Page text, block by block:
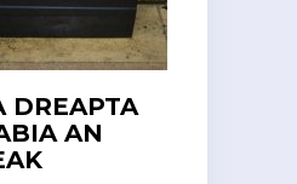
DREAPTA
AN